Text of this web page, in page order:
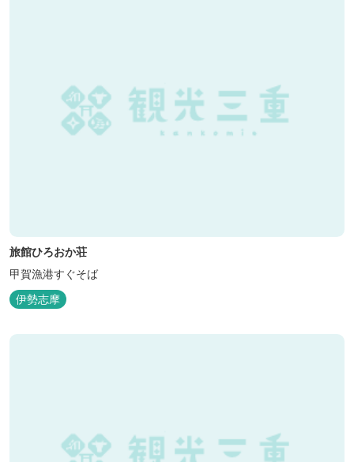
旅館ひろおか荘
甲賀漁港すぐそば
伊勢志摩